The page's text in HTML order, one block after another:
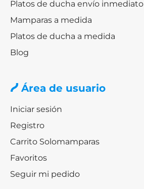
Platos de ducha envío inmediato
Mamparas a medida
Platos de ducha a medida
Blog
Área de usuario
Iniciar sesión
Registro
Carrito Solomamparas
Favoritos
Seguir mi pedido